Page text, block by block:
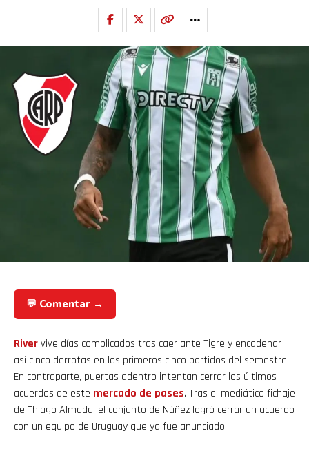
💬 Comentar →
Rivervive días complicados tras caer ante Tigre y encadenar
así cinco derrotas en los primeros cinco partidos del semestre.
En contraparte, puertas adentro intentan cerrar los últimos
acuerdos de este mercado de pases. Tras el mediático fichaje
de Thiago Almada, el conjunto de Núñez logró cerrar un acuerdo
con un equipo de Uruguay que ya fue anunciado.